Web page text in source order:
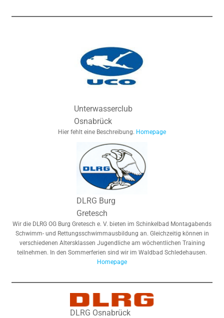
Unterwasserclub
Osnabrück
Hier fehlt eine Beschreibung. Homepage
DLRG Burg
Gretesch
Wir die DLRG OG Burg Gretesch e. V. bieten im Schinkelbad Montagabends
Schwimm- und Rettungsschwimmausbildung an. Gleichzeitig können in
verschiedenen Altersklassen Jugendliche am wöchentlichen Training
teilnehmen. In den Sommerferien sind wir im Waldbad Schledehausen.
Homepage
DLRG Osnabrück